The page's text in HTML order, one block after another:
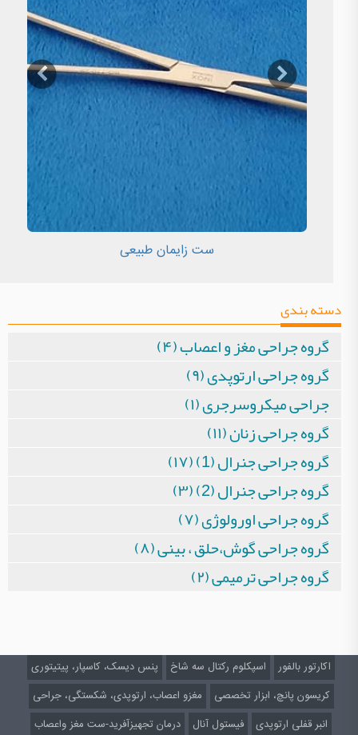
ست زایمان طبیعی
دسته بندی
گروه جراحی مغز و اعصاب (۴)
گروه جراحی ارتوپدی (۹)
جراحی میکروسرجری (۱)
گروه جراحی زنان (۱۱)
گروه جراحی جنرال (1) (۱۷)
گروه جراحی جنرال (2) (۳)
گروه جراحی اورولوژی (۷)
گروه جراحی گوش،حلق ، بینی (۸)
گروه جراحی ترمیمی (۲)
اکارتور بالفور اسپکلوم رکتال سه شاخ
پنس دیسک، کاسپار، پیتیتوری
کریسون پانچ، ابزار تخصصی
مغزو اعصاب، ارتوپدی، شکستگی، جراحی
انبر قفلی ارتوپدی
فیستول آنال درمان تجهیزآفرید-ست مغز واعصاب